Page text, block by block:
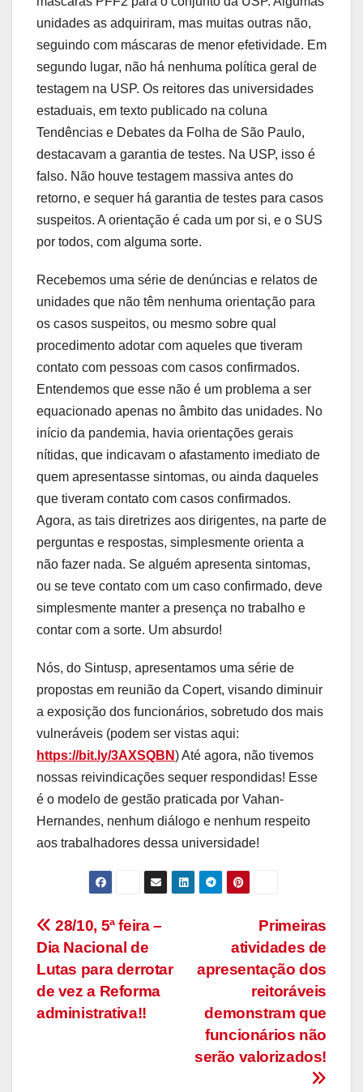
unidades as adquiriram, mas muitas outras não,
seguindo com máscaras de menor efetividade. Em
segundo lugar, não há nenhuma política geral de
testagem na USP. Os reitores das universidades
estaduais, em texto publicado na coluna
Tendências e Debates da Folha de São Paulo,
destacavam a garantia de testes. Na USP, isso é
falso. Não houve testagem massiva antes do
retorno, e sequer há garantia de testes para casos
suspeitos. A orientação é cada um por si, e o SUS
por todos, com alguma sorte.
Recebemos uma série de denúncias e relatos de
unidades que não têm nenhuma orientação para
os casos suspeitos, ou mesmo sobre qual
procedimento adotar com aqueles que tiveram
contato com pessoas com casos confirmados.
Entendemos que esse não é um problema a ser
equacionado apenas no âmbito das unidades. No
início da pandemia, havia orientações gerais
nítidas, que indicavam o afastamento imediato de
quem apresentasse sintomas, ou ainda daqueles
que tiveram contato com casos confirmados.
Agora, as tais diretrizes aos dirigentes, na parte de
perguntas e respostas, simplesmente orienta a
não fazer nada. Se alguém apresenta sintomas,
ou se teve contato com um caso confirmado, deve
simplesmente manter a presença no trabalho e
contar com a sorte. Um absurdo!
Nós, do Sintusp, apresentamos uma série de
propostas em reunião da Copert, visando diminuir
a exposição dos funcionários, sobretudo dos mais
vulneráveis (podem ser vistas aqui:
https://bit.ly/3AXSQBN) Até agora, não tivemos
nossas reivindicações sequer respondidas! Esse
é o modelo de gestão praticada por Vahan-
Hernandes, nenhum diálogo e nenhum respeito
aos trabalhadores dessa universidade!
Navegação
de
Post
Primeiras
atividades de
apresentação dos
reitoráveis
demonstram que
funcionários não
serão valorizados!
28/10, 5ª feira –
Dia Nacional de
Lutas para derrotar
de vez a Reforma
administrativa!!